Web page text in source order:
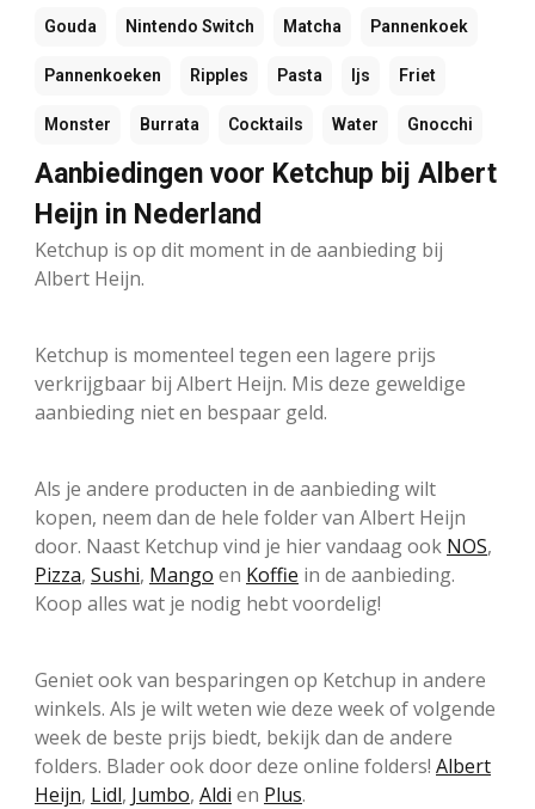
Gouda Nintendo Switch Matcha Pannenkoek
Pannenkoeken Ripples Pasta Ijs Friet
Monster Burrata Cocktails Water Gnocchi
Aanbiedingen voor Ketchup bij Albert
Heijn in Nederland
Ketchup is op dit moment in de aanbieding bij
Albert Heijn.
Ketchup is momenteel tegen een lagere prijs
verkrijgbaar bij Albert Heijn. Mis deze geweldige
aanbieding niet en bespaar geld.
Als je andere producten in de aanbieding wilt
kopen, neem dan de hele folder van Albert Heijn
door. Naast Ketchup vind je hier vandaag ook NOS,
Pizza, Sushi, Mango en Koffie in de aanbieding.
Koop alles wat je nodig hebt voordelig!
Geniet ook van besparingen op Ketchup in andere
winkels. Als je wilt weten wie deze week of volgende
week de beste prijs biedt, bekijk dan de andere
folders. Blader ook door deze online folders! Albert
Heijn, Lidl, Jumbo, Aldi en Plus.